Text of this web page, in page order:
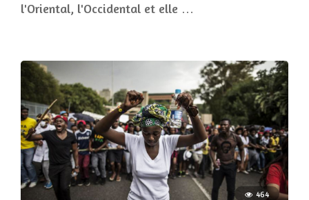
l'Oriental, l'Occidental et elle …
464